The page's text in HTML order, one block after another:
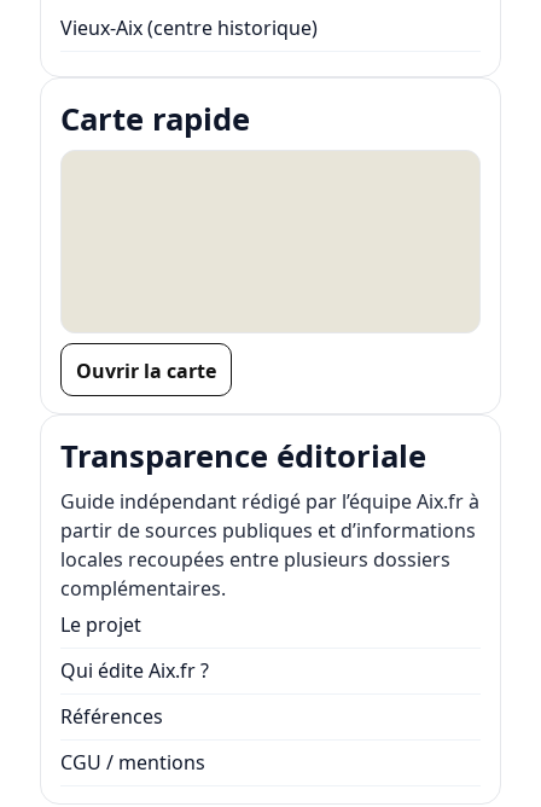
Vieux-Aix (centre historique)
Carte rapide
Ouvrir la carte
Transparence éditoriale
Guide indépendant rédigé par l’équipe Aix.fr à
partir de sources publiques et d’informations
locales recoupées entre plusieurs dossiers
complémentaires.
Le projet
Qui édite Aix.fr ?
Références
CGU / mentions